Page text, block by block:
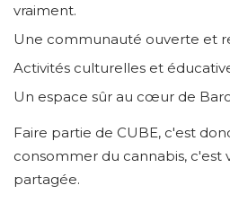
vraiment.
Une communauté ouverte et
Activités culturelles et
Un espace sûr au cœur de
Faire partie de CUBE, c'est
consommer du cannabis, c'est
partagée.